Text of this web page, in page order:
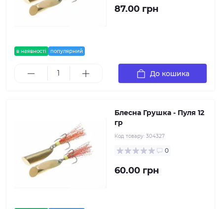
в наявності популярний
87.00 грн
До кошика
Блесна Грушка - Пуля 12
гр
Код товару: 304327
0
60.00 грн